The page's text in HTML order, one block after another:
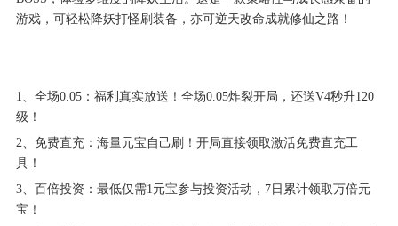
游戏，可轻松降妖打怪刷装备，亦可逆天改命成就修仙之路！
1、全场0.05：福利真实放送！全场0.05炸裂开局，还送V4秒升120
级！
2、免费直充：海量元宝自己刷！开局直接领取激活免费直充工
具！
3、百倍投资：最低仅需1元宝参与投资活动，7日累计领取万倍元
宝！